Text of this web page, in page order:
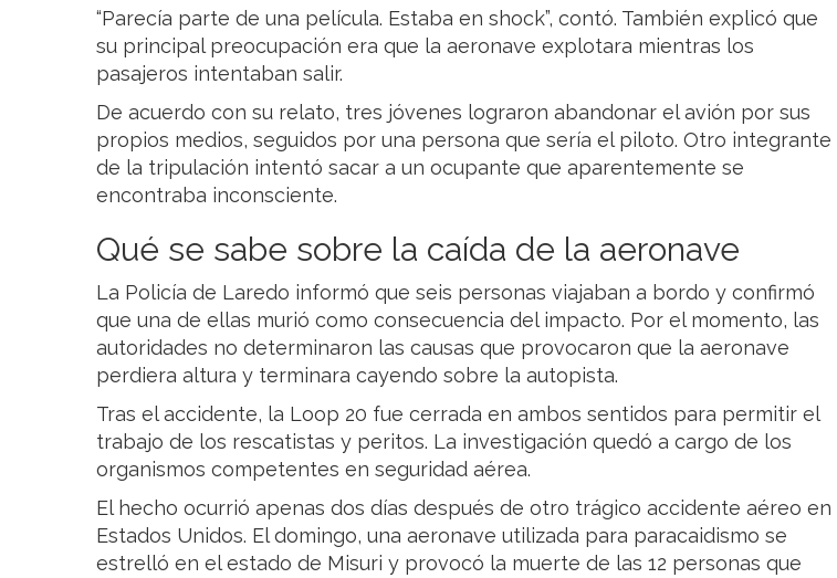
“Parecía parte de una película. Estaba en shock”, contó. También explicó que
su principal preocupación era que la aeronave explotara mientras los
pasajeros intentaban salir.
De acuerdo con su relato, tres jóvenes lograron abandonar el avión por sus
propios medios, seguidos por una persona que sería el piloto. Otro integrante
de la tripulación intentó sacar a un ocupante que aparentemente se
encontraba inconsciente.
Qué se sabe sobre la caída de la aeronave
La Policía de Laredo informó que seis personas viajaban a bordo y confirmó
que una de ellas murió como consecuencia del impacto. Por el momento, las
autoridades no determinaron las causas que provocaron que la aeronave
perdiera altura y terminara cayendo sobre la autopista.
Tras el accidente, la Loop 20 fue cerrada en ambos sentidos para permitir el
trabajo de los rescatistas y peritos. La investigación quedó a cargo de los
organismos competentes en seguridad aérea.
El hecho ocurrió apenas dos días después de otro trágico accidente aéreo en
Estados Unidos. El domingo, una aeronave utilizada para paracaidismo se
estrelló en el estado de Misuri y provocó la muerte de las 12 personas que